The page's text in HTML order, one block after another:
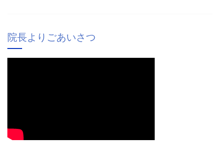
院長よりごあいさつ